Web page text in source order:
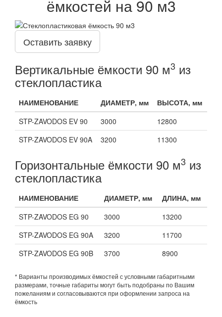
ёмкостей на 90 м3
Оставить заявку
Вертикальные ёмкости 90 м3 из
стеклопластика
НАИМЕНОВАНИЕ ДИАМЕТР, мм
ВЫСОТА, мм
STP-ZAVODOS EV 90
3000
12800
STP-ZAVODOS EV 90A
3200 11300
Горизонтальные ёмкости 90 м3 из
стеклопластика
НАИМЕНОВАНИЕ ДИАМЕТР, мм
ДЛИНА, мм
STP-ZAVODOS EG 90
3000
13200
STP-ZAVODOS EG 90A
3200
11700
STP-ZAVODOS EG 90B
3700 8900
* Варианты производимых ёмкостей с условными габаритными
размерами, точные габариты могут быть подобраны по Вашим
пожеланиям и согласовываются при оформлении запроса на
ёмкость